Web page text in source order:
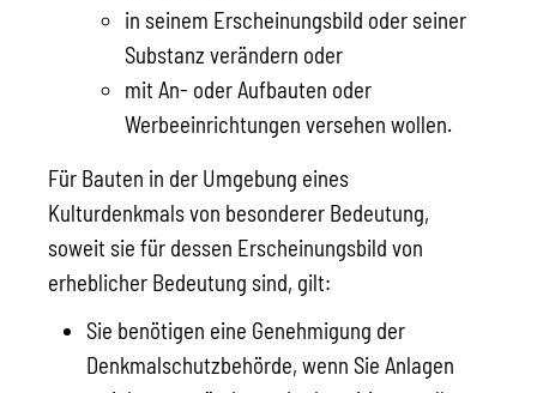
in seinem Erscheinungsbild oder seiner
Substanz verändern oder
mit An- oder Aufbauten oder
Werbeeinrichtungen versehen wollen.
Für Bauten in der Umgebung eines
Kulturdenkmals von besonderer Bedeutung,
soweit sie für dessen Erscheinungsbild von
erheblicher Bedeutung sind, gilt:
Sie benötigen eine Genehmigung der
Denkmalschutzbehörde, wenn Sie Anlagen